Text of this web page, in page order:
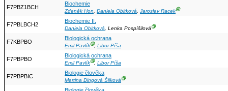
F7PBZ1BCH
Biochemie
Zdeněk Hon, Daniela Obitková, Jaroslav RacekⒼ
F7PBLBCH2
Biochemie II.
Daniela Obitková, Lenka PospíšilováⒼ
F7KBPBO
Biologická ochrana
Emil PavlíkⒼ, Libor Píša
F7PBPBO
Biologická ochrana
Emil PavlíkⒼ, Libor Píša
F7PBPBIC
Biologie člověka
Martina Dingová ŠlikováⒼ